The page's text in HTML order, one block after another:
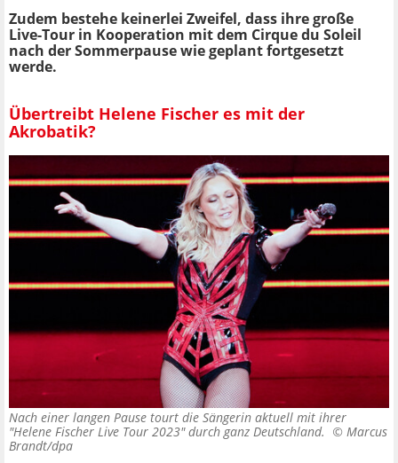
Zudem bestehe keinerlei Zweifel, dass ihre große
Live-Tour in Kooperation mit dem Cirque du Soleil
nach der Sommerpause wie geplant fortgesetzt
werde.
Übertreibt Helene Fischer es mit der
Akrobatik?
Nach einer langen Pause tourt die Sängerin aktuell mit ihrer
"Helene Fischer Live Tour 2023" durch ganz Deutschland. © Marcus
Brandt/dpa